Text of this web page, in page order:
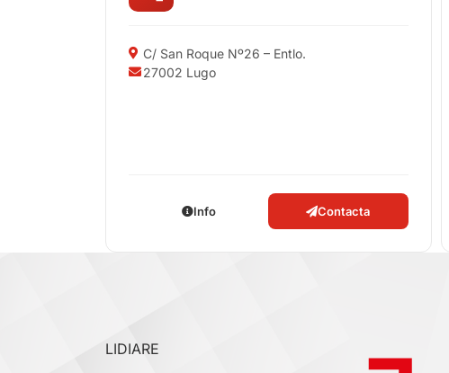
C/ San Roque Nº26 – Entlo.
27002 Lugo
Info Contacta
LIDIARE